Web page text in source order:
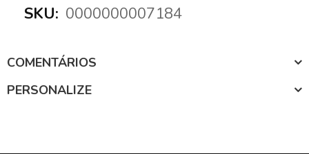
0000000007184
COMENTÁRIOS
PERSONALIZE